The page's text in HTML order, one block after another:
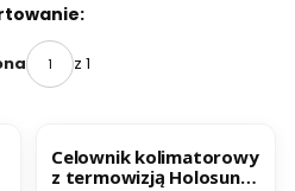
z 1
Celownik kolimatorowy
z termowizją Holosun